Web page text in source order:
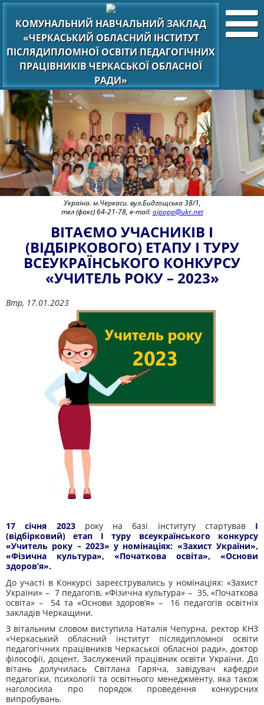
КОМУНАЛЬНИЙ НАВЧАЛЬНИЙ ЗАКЛАД
«ЧЕРКАСЬКИЙ ОБЛАСНИЙ ІНСТИТУТ
ПІСЛЯДИПЛОМНОЇ ОСВІТИ ПЕДАГОГІЧНИХ
ПРАЦІВНИКІВ ЧЕРКАСЬКОЇ ОБЛАСНОЇ
РАДИ»
Україна. м.Черкаси. вул.Бидгощська 38/1,
тел (факс) 64-21-78, e-mail:oipopp@ukr.net
ВІТАЄМО УЧАСНИКІВ І
(ВІДБІРКОВОГО) ЕТАПУ І ТУРУ
ВСЕУКРАЇНСЬКОГО КОНКУРСУ
«УЧИТЕЛЬ РОКУ – 2023»
Втр, 17.01.2023
17 січня 2023рокуна базі інституту стартував
І
(відбірковий) етап І туру всеукраїнського конкурсу
«Учитель року – 2023» у номінаціях: «Захист України»,
«Фізична культура», «Початкова освіта», «Основи
здоров’я».
До участі в Конкурсі зареєструвались у номінаціях: «Захист
України» – 7 педагогів, «Фізична культура» – 35, «Початкова
освіта» – 54 та «Основи здоров’я» – 16 педагогів освітніх
закладів Черкащини.
З вітальним словом виступила Наталія Чепурна, ректор КНЗ
«Черкаський обласний інститут післядипломної освіти
педагогічних працівників Черкаської обласної ради», доктор
філософії, доцент, Заслужений працівник освіти України. До
вітань долучилась Світлана Гаряча, завідувач кафедри
педагогіки, психології та освітнього менеджменту, яка також
наголосила про порядок проведення конкурсних
випробувань.